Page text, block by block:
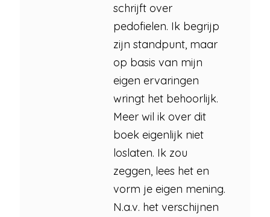
schrijft over
pedofielen. Ik begrijp
zijn standpunt, maar
op basis van mijn
eigen ervaringen
wringt het behoorlijk.
Meer wil ik over dit
boek eigenlijk niet
loslaten. Ik zou
zeggen, lees het en
vorm je eigen mening.
N.a.v. het verschijnen